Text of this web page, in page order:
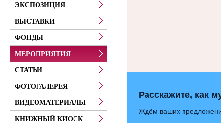
Расскажите, как
Ждём ваших
ЭКСПОЗИЦИЯ
ВЫСТАВКИ
ФОНДЫ
МЕРОПРИЯТИЯ
СТАТЬИ
ФОТОГАЛЕРЕЯ
ВИДЕОМАТЕРИАЛЫ
КНИЖНЫЙ КИОСК